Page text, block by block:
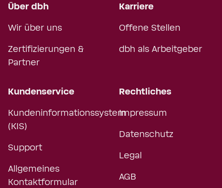
Über dbh
Wir über uns
Zertifizierungen &
Partner
Karriere
Offene Stellen
dbh als Arbeitgeber
Kundenservice
Kundeninformationssystem
(KIS)
Support
Allgemeines
Kontaktformular
Rechtliches
Impressum
Datenschutz
Legal
AGB